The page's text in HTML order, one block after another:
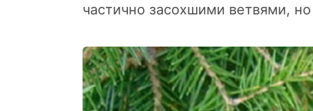
частично засохшими ветвями,